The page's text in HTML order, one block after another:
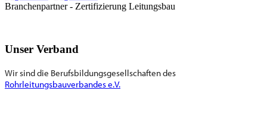
Branchenpartner - Zertifizierung Leitungsbau
Unser Verband
Wir sind die Berufsbildungsgesellschaften des
Rohrleitungsbauverbandes e.V.